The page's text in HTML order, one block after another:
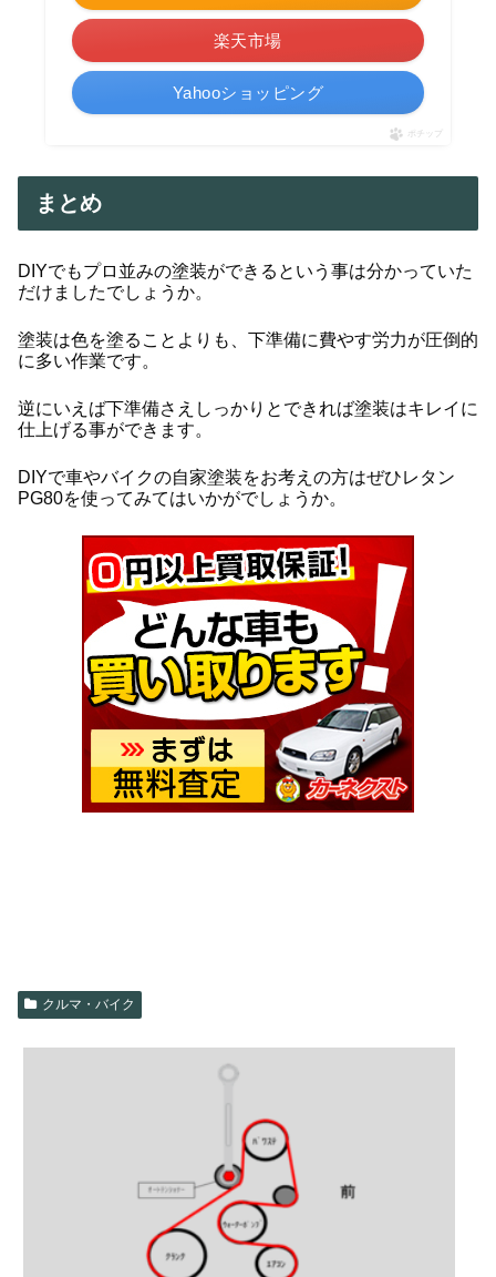
楽天市場
Yahooショッピング
ポチップ
まとめ
DIYでもプロ並みの塗装ができるという事は分かっていた
だけましたでしょうか。
塗装は色を塗ることよりも、下準備に費やす労力が圧倒的
に多い作業です。
逆にいえば下準備さえしっかりとできれば塗装はキレイに
仕上げる事ができます。
DIYで車やバイクの自家塗装をお考えの方はぜひレタン
PG80を使ってみてはいかがでしょうか。
クルマ・バイク